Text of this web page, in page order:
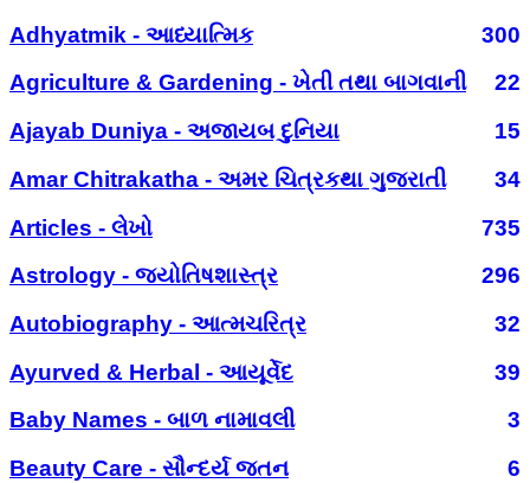
Adhyatmik - આધ્યાત્મિક
300
Agriculture & Gardening - ખેતી તથા બાગવાની
22
Ajayab Duniya - અજાયબ દુનિયા
15
Amar Chitrakatha - અમર ચિત્રકથા ગુજરાતી
34
Articles - લેખો
735
Astrology - જ્યોતિષશાસ્ત્ર
296
Autobiography - આત્મચરિત્ર
32
Ayurved & Herbal - આયૂર્વેદ
39
Baby Names - બાળ નામાવલી
3
Beauty Care - સૌન્દર્ય જતન
6